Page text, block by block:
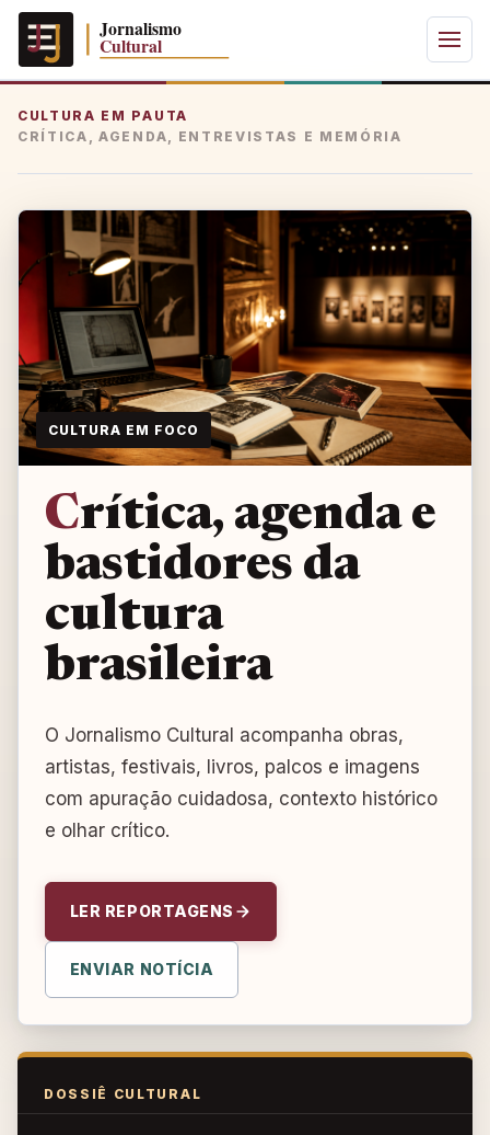
CULTURA EM PAUTA
CRÍTICA, AGENDA, ENTREVISTAS E MEMÓRIA
CULTURA EM FOCO
Crítica, agenda e
bastidores da
cultura
brasileira
O Jornalismo Cultural acompanha obras,
artistas, festivais, livros, palcos e imagens
com apuração cuidadosa, contexto histórico
e olhar crítico.
LER REPORTAGENS
ENVIAR NOTÍCIA
DOSSIÊ CULTURAL